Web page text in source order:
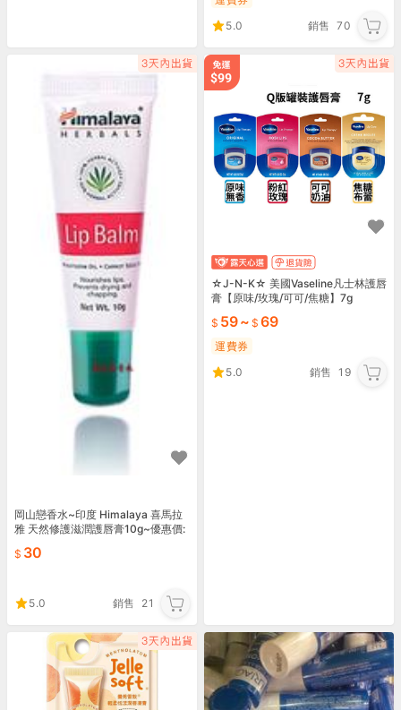
5.0
銷售 70
岡山戀香水~印度 Himalaya 喜馬拉
雅 天然修護滋潤護唇膏10g~優惠價:
30
5.0 銷售 21
☆J-N-K☆ 美國Vaseline凡士林護唇
膏【原味/玫瑰/可可/焦糖】7g
59~ 69
運費券
5.0
銷售 19